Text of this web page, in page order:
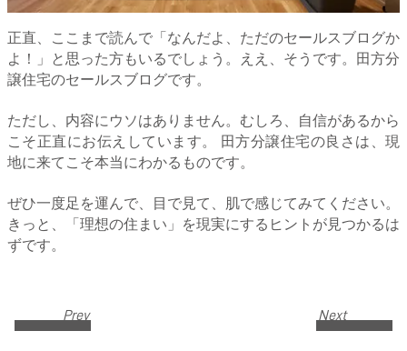
正直、ここまで読んで「なんだよ、ただのセールスブログか
よ！」と思った方もいるでしょう。ええ、そうです。田方分
譲住宅のセールスブログです。
ただし、内容にウソはありません。むしろ、自信があるから
こそ正直にお伝えしています。 田方分譲住宅の良さは、現
地に来てこそ本当にわかるものです。
ぜひ一度足を運んで、目で見て、肌で感じてみてください。
きっと、「理想の住まい」を現実にするヒントが見つかるは
ずです。
Prev Next